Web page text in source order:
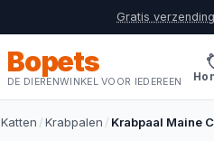
Gratis
Bopets
DE DIERENWINKEL VOOR IEDEREEN
Katten /Krabpalen / Krabpaal Maine